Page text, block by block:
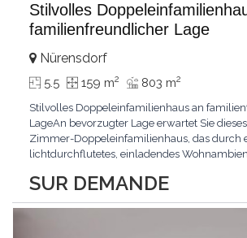
Stilvolles
familienfreundlicher Lage
SUR DEMANDE
Nürensdorf
5.5 159 m2 803 m2
Stilvolles Doppeleinfamilienhaus an
LageAn bevorzugter Lage erwartet Sie
Zimmer-Doppeleinfamilienhaus, das durch
lichtdurchflutetes, einladendes
Liegenschaft in einem hervorragenden
zeitgemässen Wohnkomfort perfekt mit